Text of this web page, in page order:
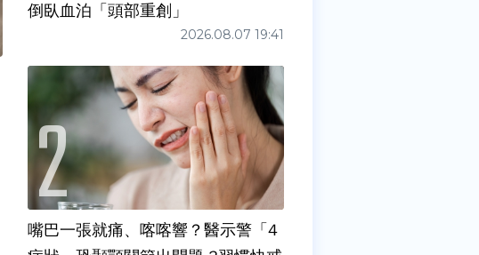
倒臥血泊「頭部重創」
2026.08.07 19:41
嘴巴一張就痛、喀喀響？醫示警「4